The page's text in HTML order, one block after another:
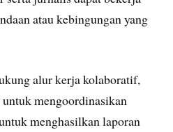
atau kebingungan yang
alur kerja kolaboratif,
mengoordinasikan
menghasilkan laporan